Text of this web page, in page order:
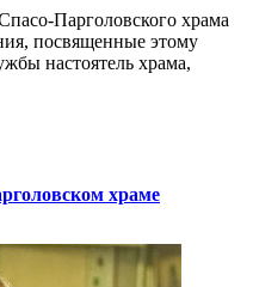
Парголовского храма
посвященные этому
настоятель храма,
храме